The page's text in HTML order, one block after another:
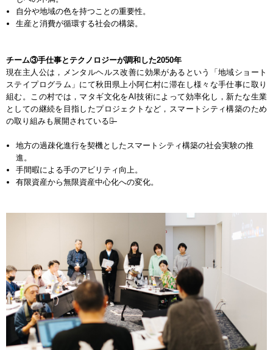
自分や地域の色を持つことの重要性。
生産と消費が循環する社会の構築。
チーム③手仕事とテクノロジーが調和した2050年
現在主人公は，メンタルヘルス改善に効果があるという「地域ショート
ステイプログラム」にて秋田県上小阿仁村に滞在し様々な手仕事に取り
組む。この村では，マタギ文化をAI技術によって効率化し，新たな生業
としての継続を目指したプロジェクトなど，スマートシティ構築のため
の取り組みも展開されている。̶̶
地方の過疎化進行を契機としたスマートシティ構築の社会実験の推
進。
手間暇による手のアビリティ向上。
有限資産から無限資産中心化への変化。